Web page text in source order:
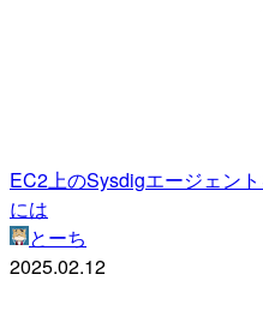
EC2上のSysdigエージェン
には
とーち
2025.02.12